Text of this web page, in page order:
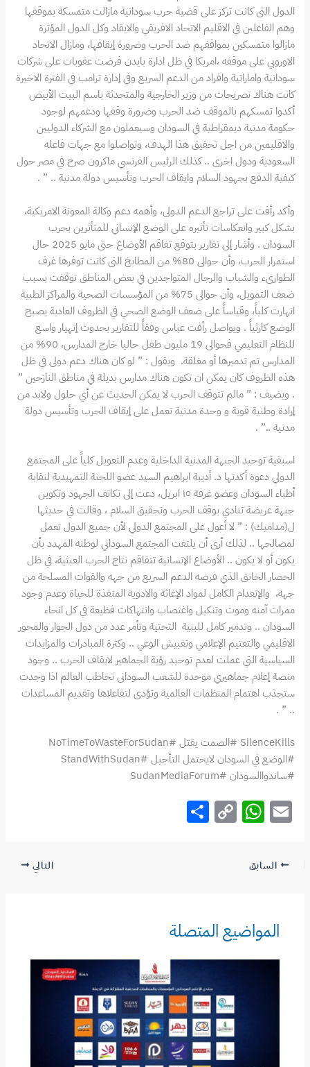
الدول التى كانت تركز على قضية حرب سودانية مازالت متمسكة بموقفها
وهم الفاعلين في الاقليم الاتحاد الافريقي والايقاد وكل الدول المؤثرة
مازالوا متمسكين بمواقفهم ضد الحرب وضرورة إيقافها، ومازال الاتحاد
الاوروبي على موقفه ،امريكا في ظل ادارة بايدن فرضت عقوبات على شركات
سودانية واماراتية وافراد من الدعم السريع وفي إدارة ترامب في الفترة الاخيرة
كانت هناك تصريحات من وزير الخارجية والمتحدثة باسم البيت الأبيض
أكدوا تمسكهم بالموقف ضد الحرب وضرورة وقفها ودعمهم لوجود
حكومة مدنية ديمقراطية في السودان وسيعملون مع الشركاء الدوليين
والاقليمين من اجل تحقيق هذا الهدف، وتواصلوا مع جهات فاعله
السعودية ودول اخرى .. كذلك الرئيس الفرنسي ماكرون صرح في مصر حول
كيفية الدفع بجهود السلام وايقاف الحرب وتأسيس دولة مدنية .. ” .
وأكد رأفت على تراجع الدعم الدولى، وأهمه دعم وكالة المعونة الامريكية،
بشكل كبير وانعكاسات تأثيره على الوضع الإنساني للمتأثرين بحرب
السودان . وأشار إلى تقارير بتوقع تفاقم الأوضاع حتى مايو 2025 حال
استمرار الحرب، وأن حوالى 80% من المطابخ التى كانت توفرها غرف
الطوارىء والشباب والرجال المتواجدين في بعض المناطق توقفت بسبب
ضعف التمويل، وأن حوالى 75% من المؤسسات الصحية والمراكز الطبية
انهارت كلياً، وقياساً على ضعف الوضع الصحي في الظروف العادية يصبح
الوضع كارثياً . ويواصل رأفت عباس وفقاً للتقارير بحدوث إنهيار واسع
للنظام التعليمي فحوالى 19 مليون طفل حاليا خارج المدارس، 90% من
المدارس تم تدميرها أو مغلقة. ويقول : ” لو كان هناك دعم دولى في ظل
هذه الظروف كان يمكن ان تكون هناك مدارس بديلة في مناطق النازحين ”
. ويضيف : ” مالم تتوقف الحرب لا يمكن الحديث عن أي حلول ولابد من
إرادة وطنية قوية و وحدة مدنية تعمل على إيقاف الحرب وتأسيس دولة
مدنية ..” .
اسبقية توحيد الجبهة المدنية الداخلية وعدم التعويل كلياً على المجتمع
الدولي دعوة أكدتها د. أديبة ابراهيم السيد عضو اللجنة التمهيدية لنقابة
أطباء السودان وعضو غرفة ١٥ ابريل، دعت إلى تكاتف الجهود وتكوين
جبهة عريضة تنادي بوقف الحرب وتحقيق السلام ، وقالت في حديثها
ل(مداميك) : ” لا أعول على المجتمع الدولي لأن جميع الدول تعمل
لمصالحها .. لذلك أرى أن يلتفت المجتمع السوداني لوطنه المهدد بأن
يكون أو لا يكون .. الأوضاع الإنسانية تتفاقم نتاج الحرب العبثية، في ظل
الحصار الخانق الذي فرضه الدعم السريع من جهه والقوات المسلحة من
جهة، والإنعدام الكامل لمواد الإغاثة والادوية المنقذة للحياة وعدم وجود
ممرات آمنه وموت وتنكيل واغتصاب وانتهاكات فظيعة في كل انحاء
السودان .. وتدمير كامل للبنية التحتية وتأمر عدد من دول الجوار والمحور
الاقليمي والتعتيم الإعلامي وتغبيش الوعي .. وكثرة المبادرات والمزايدات
السياسية التي عملت لعدم توحيد رؤية الجماهير لايقاف الحرب .. وجود
منصة إعلام جماهيري موحدة للشعب السودانى تخاطب العالم اذا وجدت
ستجذب اهتمام المنظمات العالمية وتؤدى لتفاعلاها وتقديم المساعدات
.. ” .
SilenceKills #الصمت يقتل #NoTimeToWasteForSudan
#الوضع في السودان لايحتمل التأجيل #StandWithSudan
#ساندواالسودان #SudanMediaForum
E
m
ai
l
W
h
p
p
C
o
n
k
السابق التالي
المواضيع المتصلة